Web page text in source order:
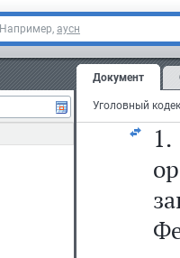
Например, аусн
Документ